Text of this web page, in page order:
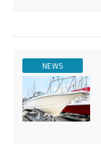
NEWS